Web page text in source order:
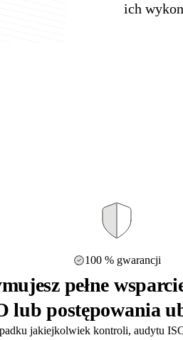
ich
100 % gwarancji
pełne
lub postępowania
jakiejkolwiek kontroli, audytu